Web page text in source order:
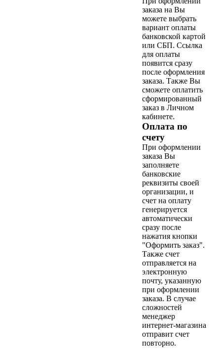
заказа на Вы
можете выбрать
вариант оплаты
банковской картой
или СБП. Ссылка
для оплаты
появится сразу
после оформления
заказа. Также Вы
сможете оплатить
сформированный
заказ в Личном
кабинете.
Оплата по
счету
При оформлении
заказа Вы
заполняете
банковские
реквизиты своей
организации, и
счет на оплату
генерируется
автоматически
сразу после
нажатия кнопки
"Оформить заказ".
Также счет
отправляется на
электронную
почту, указанную
при оформлении
заказа. В случае
сложностей
менеджер
интернет-магазина
отправит счет
повторно.